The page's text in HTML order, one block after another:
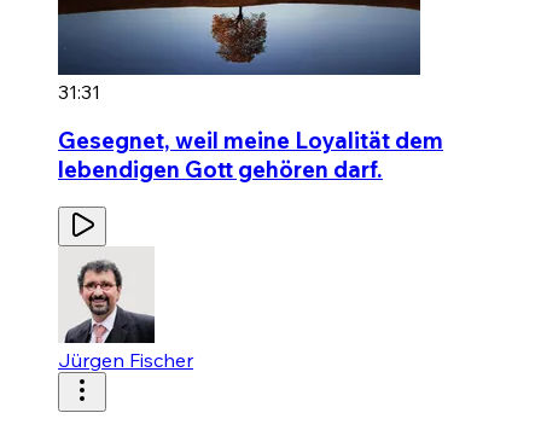
31:31
Gesegnet, weil meine Loyalität dem
lebendigen Gott gehören darf.
Jürgen Fischer